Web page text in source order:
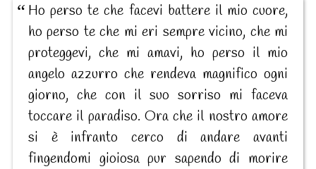
Ho perso te che facevi battere il mio cuore,
ho perso te che mi eri sempre vicino, che mi
proteggevi, che mi amavi, ho perso il mio
angelo azzurro che rendeva magnifico ogni
giorno, che con il suo sorriso mi faceva
toccare il paradiso. Ora che il nostro amore
si è infranto cerco di andare avanti
fingendomi gioiosa pur sapendo di morire